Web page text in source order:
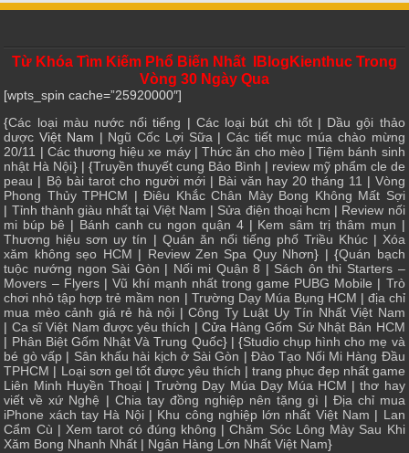
Từ Khóa Tìm Kiếm Phổ Biến Nhất IBlogKienthuc Trong
Vòng 30 Ngày Qua
[wpts_spin cache=”25920000″]
{Các loại màu nước nổi tiếng | Các loại bút chì tốt| Dầu gội thảo
dược Việt Nam | Ngũ Cốc Lợi Sữa | Các tiết mục múa chào mừng
20/11 | Các thương hiệu xe máy|Thức ăn cho mèo|Tiệm bánh sinh
nhật Hà Nội} | {Truyền thuyết cung Bảo Bình | review mỹ phẩm cle de
peau | Bộ bài tarot cho người mới| Bài văn hay 20 tháng 11 | Vòng
Phong Thủy TPHCM |Điêu Khắc Chân Mày Bong Không Mất Sợi
| Tỉnh thành giàu nhất tại Việt Nam | Sửa điện thoại hcm | Review nối
mi búp bê | Bánh canh cu ngon quận 4| Kem sâm trị thâm mụn |
Thương hiệu sơn uy tín | Quán ăn nổi tiếng phố Triều Khúc| Xóa
xăm không sẹo HCM | Review Zen Spa Quy Nhơn} | {Quán bạch
tuộc nướng ngon Sài Gòn | Nối mi Quận 8 | Sách ôn thi Starters –
Movers – Flyers| Vũ khí mạnh nhất trong game PUBG Mobile | Trò
chơi nhỏ tập hợp trẻ mầm non | Trường Dạy Múa Bụng HCM | địa chỉ
mua mèo cảnh giá rẻ hà nội |Công Ty Luật Uy Tín Nhất Việt Nam
| Ca sĩ Việt Nam được yêu thích | Cửa Hàng Gốm Sứ Nhật Bản HCM
| Phân Biệt Gốm Nhật Và Trung Quốc} | {Studio chụp hình cho mẹ và
bé gò vấp | Sân khấu hài kịch ở Sài Gòn |Đào Tạo Nối Mi Hàng Đầu
TPHCM | Loại sơn gel tốt được yêu thích | trang phục đẹp nhất game
Liên Minh Huyền Thoại|Trường Dạy Múa Dạy Múa HCM |thơ hay
viết về xứ Nghệ | Chia tay đồng nghiệp nên tặng gì | Địa chỉ mua
iPhone xách tay Hà Nội| Khu công nghiệp lớn nhất Việt Nam | Lan
Cẩm Cù | Xem tarot có đúng không |Chăm Sóc Lông Mày Sau Khi
Xăm Bong Nhanh Nhất | Ngân Hàng Lớn Nhất Việt Nam}